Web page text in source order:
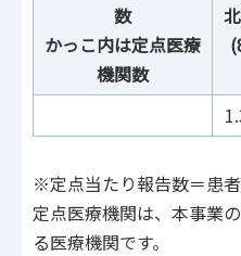
数
かっこ内は定点医療
機関数
※定点当たり報告数＝患
定点医療機関は、本事業
る医療機関です。